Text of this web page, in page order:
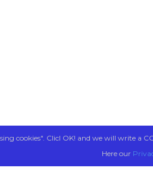
cookies". Clicl OK! and we will write a
Here our